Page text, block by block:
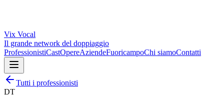
Vix Vocal
Il grande network del doppiaggio
ProfessionistiCastOpereAziendeFuoricampoChi siamoContatti
Tutti i professionisti
DT